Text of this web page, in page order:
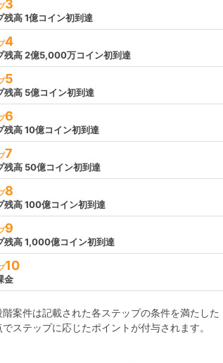
3
残高 1億コイン初到達
4
残高 2億5,000万コイン初到達
5
残高 5億コイン初到達
6
残高 10億コイン初到達
7
残高 50億コイン初到達
8
残高 100億コイン初到達
9
残高 1,000億コイン初到達
10
金
階案件は記載された各ステップの条件を満たした
でステップに応じたポイントが付与されます。